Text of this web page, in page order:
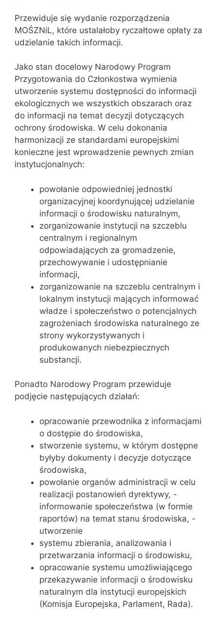
Przewiduje się wydanie rozporządzenia
MOŚZNiL, które ustalałoby ryczałtowe opłaty za
udzielanie takich informacji.
Jako stan docelowy Narodowy Program
Przygotowania do Członkostwa wymienia
utworzenie systemu dostępności do informacji
ekologicznych we wszystkich obszarach oraz
do informacji na temat decyzji dotyczących
ochrony środowiska. W celu dokonania
harmonizacji ze standardami europejskimi
konieczne jest wprowadzenie pewnych zmian
instytucjonalnych:
powołanie odpowiedniej jednostki
organizacyjnej koordynującej udzielanie
informacji o środowisku naturalnym,
zorganizowanie instytucji na szczeblu
centralnym i regionalnym
odpowiadających za gromadzenie,
przechowywanie i udostępnianie
informacji,
zorganizowanie na szczeblu centralnym i
lokalnym instytucji mających informować
władze i społeczeństwo o potencjalnych
zagrożeniach środowiska naturalnego ze
strony wykorzystywanych i
produkowanych niebezpiecznych
substancji.
Ponadto Narodowy Program przewiduje
podjęcie następujących działań:
opracowanie przewodnika z informacjami
o dostępie do środowiska,
stworzenie systemu, w którym dostępne
byłyby dokumenty i decyzje dotyczące
środowiska,
powołanie organów administracji w celu
realizacji postanowień dyrektywy, -
informowanie społeczeństwa (w formie
raportów) na temat stanu środowiska, -
utworzenie
systemu zbierania, analizowania i
przetwarzania informacji o środowisku,
opracowanie systemu umożliwiającego
przekazywanie informacji o środowisku
naturalnym dla instytucji europejskich
(Komisja Europejska, Parlament, Rada).